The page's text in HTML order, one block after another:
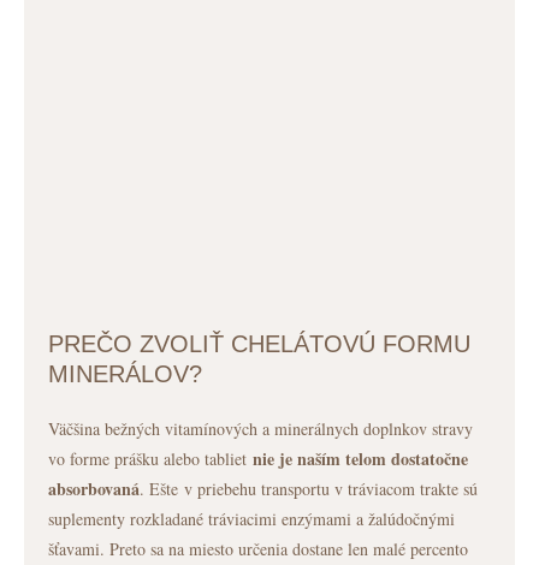
PREČO ZVOLIŤ CHELÁTOVÚ FORMU
MINERÁLOV?
Väčšina bežných vitamínových a minerálnych doplnkov stravy
vo forme prášku alebo tabliet nie je naším telom dostatočne
absorbovaná. Ešte v priebehu transportu v tráviacom trakte sú
suplementy rozkladané tráviacimi enzýmami a žalúdočnými
šťavami. Preto sa na miesto určenia dostane len malé percento